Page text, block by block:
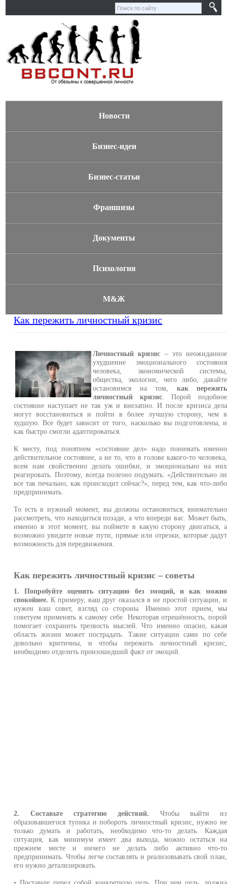
Новости
Бизнес-идеи
Бизнес-статьи
Франшизы
Документы
Психология
М&Ж
Как пережить личностный кризис
Личностный кризис – это неожиданное
ухудшение эмоционального состояния
человека, экономической системы,
общества, экологии, чего либо, давайте
остановимся на том, как пережить
личностный кризис . Порой подобное
состояние наступает не так уж и внезапно. И после кризиса дела
могут восстановиться и пойти в более лучшую сторону, чем в
худшую. Все будет зависит от того, насколько вы подготовлены, и
как быстро смогли адаптироваться.
К месту, под понятием «состояние дел» надо понимать именно
действительное состояние, а не то, что в голове какого-то человека,
всем нам свойственно делать ошибки, и эмоционально на них
реагировать. Поэтому, всегда полезно подумать: «Действительно ли
все так печально, как происходит сейчас?», перед тем, как что-либо
предпринимать.
То есть в нужный момент, вы должны остановиться, внимательно
рассмотреть, что находиться позади, а что впереди вас. Может быть,
именно в этот момент, вы поймете в какую сторону двигаться, а
возможно увидите новые пути, прямые или отрезки, которые дадут
возможность для передвижения.
Как пережить личностный кризис – советы
1. Попробуйте оценить ситуацию без эмоций, и как можно
спокойнее. К примеру, ваш друг оказался в не простой ситуации, и
нужен ваш совет, взгляд со стороны. Именно этот прием, мы
советуем применять к самому себе. Некоторая отрешённость, порой
помогает сохранить трезвость мыслей. Что именно опасно, какая
область жизни может пострадать. Такие ситуации сами по себе
довольно критичны, и чтобы пережить личностный кризис,
необходимо отделить произошедший факт от эмоций.
2. Составьте стратегию действий. Чтобы выйти из
образовавшегося тупика и побороть личностный кризис, нужно не
только думать и работать, необходимо что-то делать. Каждая
ситуация, как минимум имеет два выхода, можно остаться на
прежнем месте и ничего не делать либо активно что-то
предпринимать. Чтобы легче составлять и реализовывать свой план,
его нужно детализировать.